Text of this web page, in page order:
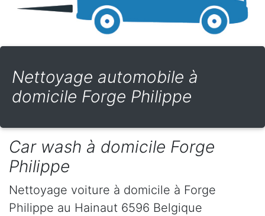
Nettoyage automobile à
domicile Forge Philippe
Car wash à domicile Forge
Philippe
Nettoyage voiture à domicile à Forge
Philippe au Hainaut 6596 Belgique